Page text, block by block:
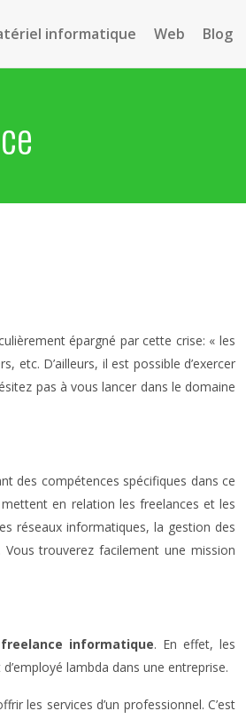
informatique Web Blog
épargné par cette crise: « les
etc. D’ailleurs, il est possible d’exercer
pas à vous lancer dans le domaine
des compétences spécifiques dans ce
en relation les freelances et les
réseaux informatiques, la gestion des
trouverez facilement une mission
freelance informatique. En effet, les
lambda dans une entreprise.
les services d’un professionnel. C’est